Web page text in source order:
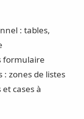
: tables,
formulaire
: zones de listes
cases à